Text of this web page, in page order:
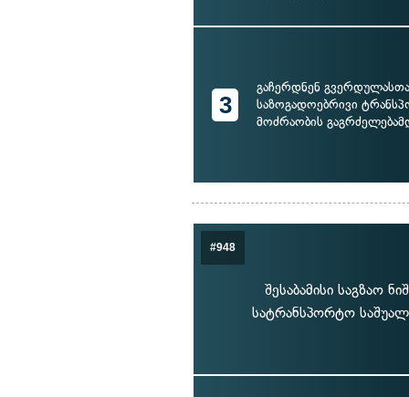
3
გაჩერდნენ
საზოგადოებრივი
მოძრაობის
#948
შესაბამისი საგზაო
სატრანსპორტო